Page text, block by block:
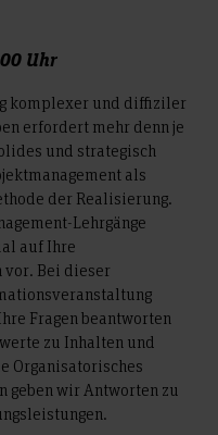
Uhr
komplexer und diffiziler
erfordert mehr denn je
und strategisch
als
der Realisierung.
Lehrgänge
auf Ihre
vor. Bei dieser
Fragen beantworten
zu Inhalten und
Organisatorisches
geben wir Antworten zu